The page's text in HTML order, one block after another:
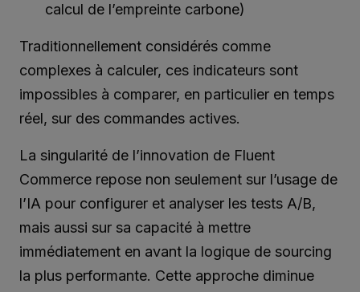
calcul de l’empreinte carbone)
Traditionnellement considérés comme
complexes à calculer, ces indicateurs sont
impossibles à comparer, en particulier en temps
réel, sur des commandes actives.
La singularité de l’innovation de Fluent
Commerce repose non seulement sur l’usage de
l’IA pour configurer et analyser les tests A/B,
mais aussi sur sa capacité à mettre
immédiatement en avant la logique de sourcing
la plus performante. Cette approche diminue